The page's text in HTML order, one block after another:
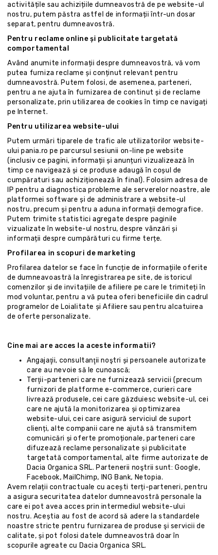
activitățile sau achizițiile dumneavostră de pe website-ul
nostru, putem păstra astfel de informații într-un dosar
separat, pentru dumneavostră.
Pentru reclame online și publicitate targetată
comportamental
Având anumite informații despre dumneavostră, vă vom
putea furniza reclame și conținut relevant pentru
dumneavostră. Putem folosi, de asemenea, parteneri,
pentru a ne ajuta în furnizarea de continut și de reclame
personalizate, prin utilizarea de cookies în timp ce navigați
pe Internet.
Pentru utilizarea website-ului
Putem urmări tiparele de trafic ale utilizatorilor website-
ului pania.ro pe parcursul sesiunii on-line pe website
(inclusiv ce pagini, informații și anunțuri vizualizează în
timp ce navigează și ce produse adaugă în coșul de
cumpăraturi sau achiziționează în final). Folosim adresa de
IP pentru a diagnostica probleme ale serverelor noastre, ale
platformei software și de administrare a website-ul
nostru, precum și pentru a aduna informații demografice.
Putem trimite statistici agregate despre paginile
vizualizate în website-ul nostru, despre vânzări și
informații despre cumpărături cu firme terțe.
Profilarea in scopuri de marketing
Profilarea datelor se face în funcție de informațiile oferite
de dumneavoastră la înregistrarea pe site, de istoricul
comenzilor și de invitațiile de afiliere pe care le trimiteți în
mod voluntar, pentru a vă putea oferi beneficiile din cadrul
programelor de Loialitate și Afiliere sau pentru alcatuirea
de oferte personalizate.
Cine mai are acces la aceste informatii?
Angajaţii, consultanţii noştri și persoanele autorizate
care au nevoie să le cunoască;
Terţii-parteneri care ne furnizează servicii (precum
furnizori de platforme e-commerce, curieri care
livrează produsele, cei care găzduiesc website-ul, cei
care ne ajută la monitorizarea și optimizarea
website-ului, cei care asigură serviciul de suport
clienți, alte companii care ne ajută să transmitem
comunicări și oferte promoționale, parteneri care
difuzează reclame personalizate și publicitate
targetată comportamental, alte firme autorizate de
Dacia Organica SRL. Partenerii noştrii sunt: Google,
Facebook, MailChimp, ING Bank, Netopia.
Avem relații contractuale cu acești terți-parteneri, pentru
a asigura securitatea datelor dumneavostră personale la
care ei pot avea acces prin intermediul website-ului
nostru. Aceștia au fost de acord să adere la standardele
noastre stricte pentru furnizarea de produse şi servicii de
calitate, și pot folosi datele dumneavostră doar în
scopurile agreate cu Dacia Organica SRL.